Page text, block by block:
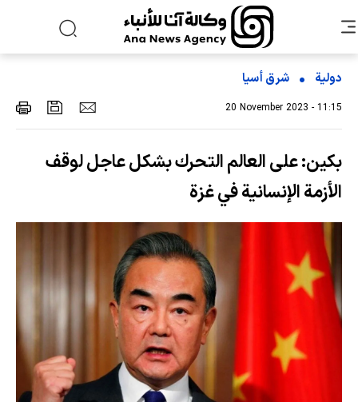
دولية شرق أسیا
20 November 2023 - 11:15
بكين: على العالم التحرك بشكل عاجل لوقف
الأزمة الإنسانية في غزة